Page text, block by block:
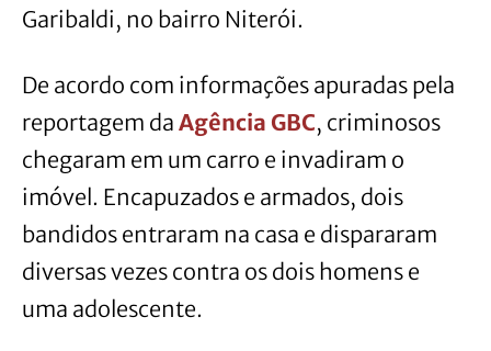
Garibaldi, no bairro Niterói.
De acordo com informações apuradas pela
reportagem da Agência GBC, criminosos
chegaram em um carro e invadiram o
imóvel. Encapuzados e armados, dois
bandidos entraram na casa e dispararam
diversas vezes contra os dois homens e
uma adolescente.